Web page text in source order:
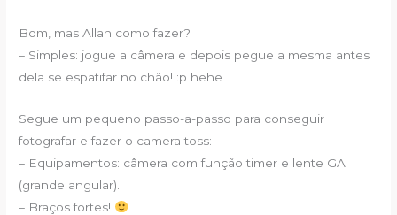
Bom, mas Allan como fazer?
– Simples: jogue a câmera e depois pegue a mesma antes
dela se espatifar no chão! :p hehe
Segue um pequeno passo-a-passo para conseguir
fotografar e fazer o camera toss:
– Equipamentos: câmera com função timer e lente GA
(grande angular).
– Braços fortes!